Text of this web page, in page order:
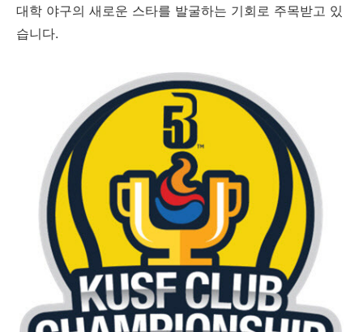
대학 야구의 새로운 스타를 발굴하는 기회로 주목받고 있
습니다.